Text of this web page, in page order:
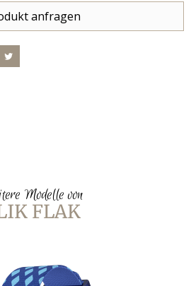
anfragen
Modelle von
FLAK